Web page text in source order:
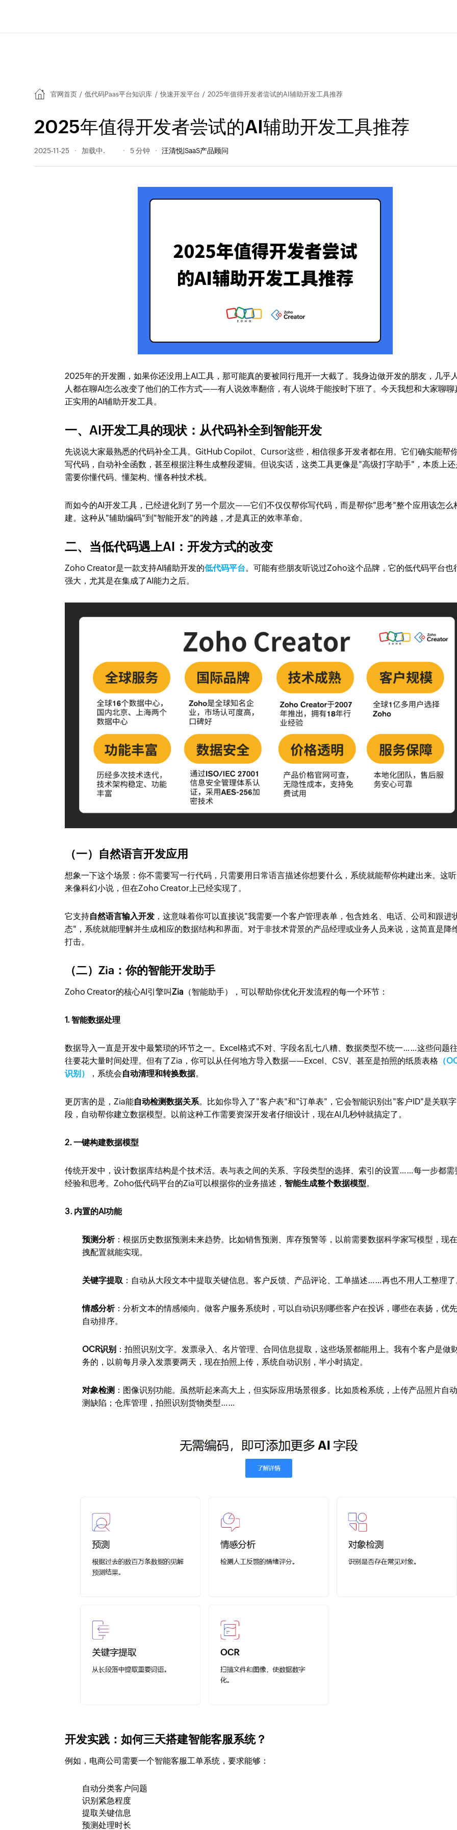
官网首页 / 低代码Paas平台知识库 / 快速开发平台 / 2025年值得开发者尝试的AI辅助开发工具推荐
2025年值得开发者尝试的AI辅助开发工具推荐
2025-11-25 604 阅读量 5 分钟 汪清悦|SaaS产品顾问
2025年的开发圈，如果你还没用上AI工具，那可能真的要被同行甩开一大截了。我身边做开发的朋友，几乎
人都在聊AI怎么改变了他们的工作方式——有人说效率翻倍，有人说终于能按时下班了。今天我想和大家聊聊
正实用的AI辅助开发工具。
一、AI开发工具的现状：从代码补全到智能开发
先说说大家最熟悉的代码补全工具。GitHub Copilot、Cursor这些，相信很多开发者都在用。它们确实能帮
写代码，自动补全函数，甚至根据注释生成整段逻辑。但说实话，这类工具更像是"高级打字助手"，本质上
需要你懂代码、懂架构、懂各种技术栈。
而如今的AI开发工具，已经进化到了另一个层次——它们不仅仅帮你写代码，而是帮你"思考"整个应用该怎么
建。这种从"辅助编码"到"智能开发"的跨越，才是真正的效率革命。
二、当低代码遇上AI：开发方式的改变
Zoho Creator是一款支持AI辅助开发的低代码平台。可能有些朋友听说过Zoho这个品牌，它的低代码平台也
强大，尤其是在集成了AI能力之后。
（一）自然语言开发应用
想象一下这个场景：你不需要写一行代码，只需要用日常语言描述你想要什么，系统就能帮你构建出来。这
来像科幻小说，但在Zoho Creator上已经实现了。
它支持自然语言输入开发 ，这意味着你可以直接说"我需要一个客户管理表单，包含姓名、电话、公司和跟进
态"，系统就能理解并生成相应的数据结构和界面。对于非技术背景的产品经理或业务人员来说，这简直是降
打击。
（二）Zia：你的智能开发助手
Zoho Creator的核心AI引擎叫Zia （智能助手），可以帮助你优化开发流程的每一个环节：
1. 智能数据处理
数据导入一直是开发中最繁琐的环节之一。Excel格式不对、字段名乱七八糟、数据类型不统一……这些问题
往要花大量时间处理。但有了Zia，你可以从任何地方导入数据——Excel、CSV、甚至是拍照的纸质表格 （
识别）
，系统会自动清理和转换数据。
更厉害的是，Zia能自动检测数据关系。比如你导入了"客户表"和"订单表"，它会智能识别出"客户ID"是关联字
段，自动帮你建立数据模型。以前这种工作需要资深开发者仔细设计，现在AI几秒钟就搞定了。
2. 一键构建数据模型
传统开发中，设计数据库结构是个技术活。表与表之间的关系、字段类型的选择、索引的设置……每一步都需
经验和思考。Zoho低代码平台的Zia可以根据你的业务描述，智能生成整个数据模型。
3. 内置的AI功能
预测分析：根据历史数据预测未来趋势。比如销售预测、库存预警等，以前需要数据科学家写模型，现
拽配置就能实现。
关键字提取 ：自动从大段文本中提取关键信息。客户反馈、产品评论、工单描述……再也不用人工整理
情感分析：分析文本的情感倾向。做客户服务系统时，可以自动识别哪些客户在投诉，哪些在表扬，优
自动排序。
OCR识别 ：拍照识别文字。发票录入、名片管理、合同信息提取，这些场景都能用上。我有个客户是做
务的，以前每月录入发票要两天，现在拍照上传，系统自动识别，半小时搞定。
对象检测 ：图像识别功能。虽然听起来高大上，但实际应用场景很多。比如质检系统，上传产品照片自
测缺陷；仓库管理，拍照识别货物类型……
开发实践：如何三天搭建智能客服系统？
例如，电商公司需要一个智能客服工单系统，要求能够：
自动分类客户问题
识别紧急程度
提取关键信息
预测处理时长